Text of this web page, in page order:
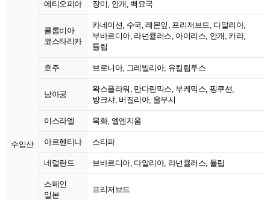
수입산
에티오피아 장미, 안개, 백묘국
콜롬비아
코스타리카
카네이션, 수국, 레몬잎, 프리저브드, 다알리아,
부바르디아, 라넌큘러스, 아이리스, 안개, 카라,
튤립
호주 브로니아, 그레빌리아, 유킬립투스
남아공
왁스플라워, 만다린믹스, 부케믹스, 핑쿠션,
방크샤, 버질리아, 울부시
이스라엘 목화, 엘엔지움
아르헨티나 스티파
네덜란드 브바르디아, 다알리아, 라넌큘러스, 튤립
스페인
일본
프리저브드